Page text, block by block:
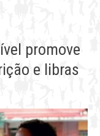
promove
e libras